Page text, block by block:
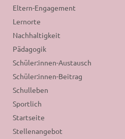
Eltern-Engagement
Lernorte
Nachhaltigkeit
Pädagogik
Schüler:innen-Austausch
Schüler:innen-Beitrag
Schulleben
Sportlich
Startseite
Stellenangebot